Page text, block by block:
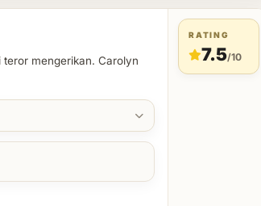
teror mengerikan. Carolyn
RATING
7.5/10